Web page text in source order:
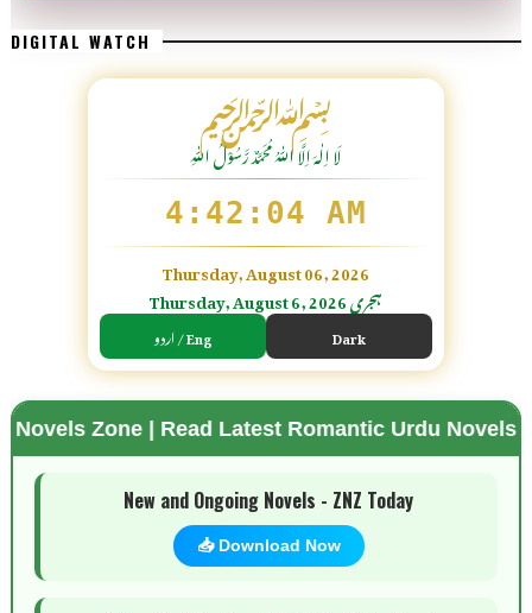
DIGITAL WATCH
﷽
لَا اِلٰهَ اِلَّا اللّٰہُ مُحَمَّدٌ رَّسُوْلُ اللّٰہِ
4:42:05 AM
Thursday, August 06, 2026
Thursday, August 6, 2026 ہجری
اردو / Eng Dark
🌗 Mode
Read Latest Romantic Urdu Novels | Free
New and Ongoing Novels - ZNZ Today
📥 Download Now